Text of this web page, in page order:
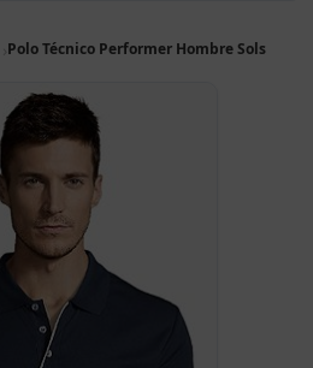
Polo Técnico Performer Hombre Sols